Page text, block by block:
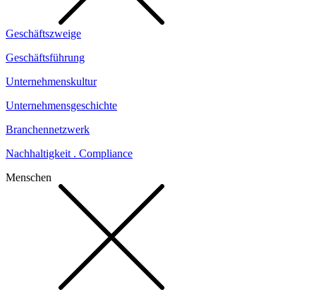
Geschäftszweige
Geschäftsführung
Unternehmenskultur
Unternehmensgeschichte
Branchennetzwerk
Nachhaltigkeit . Compliance
Menschen